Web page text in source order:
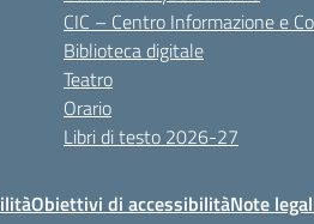
CIC – Centro Informazione e
Biblioteca digitale
Teatro
Orario
Libri di testo 2026-27
Obiettivi di accessibilitàNote